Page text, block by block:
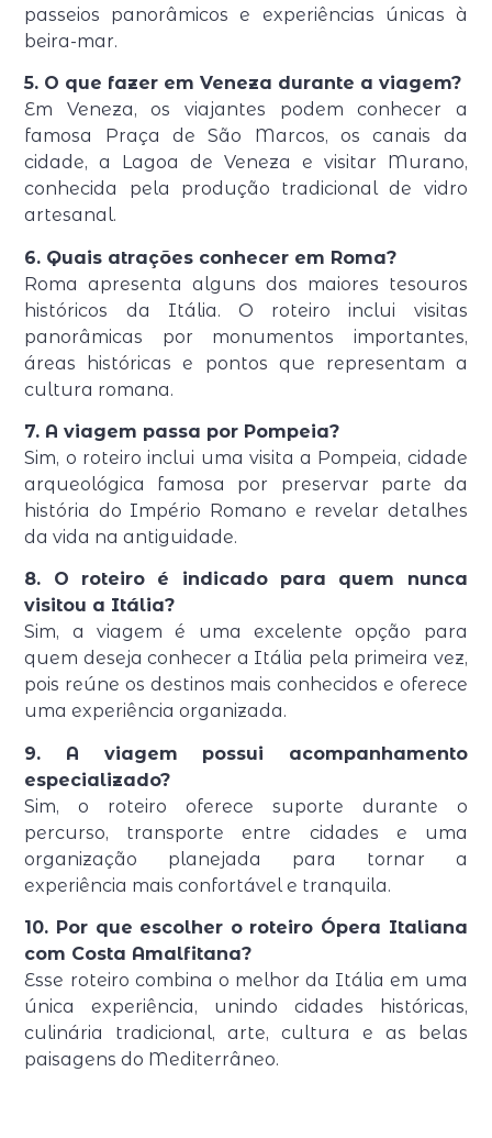
passeios panorâmicos e experiências únicas à
beira-mar.
5. O que fazer em Veneza durante a viagem?
Em Veneza, os viajantes podem conhecer a
famosa Praça de São Marcos, os canais da
cidade, a Lagoa de Veneza e visitar Murano,
conhecida pela produção tradicional de vidro
artesanal.
6. Quais atrações conhecer em Roma?
Roma apresenta alguns dos maiores tesouros
históricos da Itália. O roteiro inclui visitas
panorâmicas por monumentos importantes,
áreas históricas e pontos que representam a
cultura romana.
7. A viagem passa por Pompeia?
Sim, o roteiro inclui uma visita a Pompeia, cidade
arqueológica famosa por preservar parte da
história do Império Romano e revelar detalhes
da vida na antiguidade.
8. O roteiro é indicado para quem nunca
visitou a Itália?
Sim, a viagem é uma excelente opção para
quem deseja conhecer a Itália pela primeira vez,
pois reúne os destinos mais conhecidos e oferece
uma experiência organizada.
9. A viagem possui acompanhamento
especializado?
Sim, o roteiro oferece suporte durante o
percurso, transporte entre cidades e uma
organização planejada para tornar a
experiência mais confortável e tranquila.
10. Por que escolher o roteiro Ópera Italiana
com Costa Amalfitana?
Esse roteiro combina o melhor da Itália em uma
única experiência, unindo cidades históricas,
culinária tradicional, arte, cultura e as belas
paisagens do Mediterrâneo.